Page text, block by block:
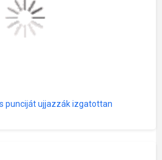
punciját ujjazzák izgatottan